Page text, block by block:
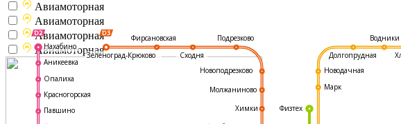
Фирсановская
Сходня
Подрезково
Новоподрезково
Молжаниново
Химки
Нахабино
Аникеевка
Опалиха
Красногорская
Павшино
Физтех
Марк
Новодачная
Долгопрудная
Водники
Зеленоград-Крюково
Авиамоторная
Авиамоторная
Авиамоторная
Авиамоторная